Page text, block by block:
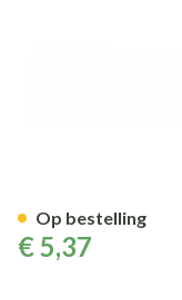
€ 5,37
Op bestelling